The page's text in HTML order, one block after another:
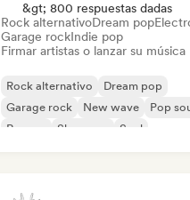
&gt; 800 respuestas dadas
Rock alternativoDream pop
Garage rockIndie pop
Firmar artistas o lanzar su música
Rock alternativo
Dream pop
Garage rock
New wave
Pop
Reggae
Shoegaze Soul